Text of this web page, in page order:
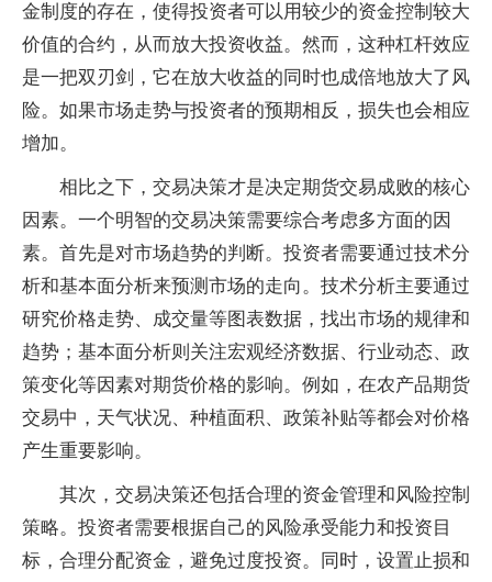
金制度的存在，使得投资者可以用较少的资金控制较大
价值的合约，从而放大投资收益。然而，这种杠杆效应
是一把双刃剑，它在放大收益的同时也成倍地放大了风
险。如果市场走势与投资者的预期相反，损失也会相应
增加。
相比之下，交易决策才是决定期货交易成败的核心
因素。一个明智的交易决策需要综合考虑多方面的因
素。首先是对市场趋势的判断。投资者需要通过技术分
析和基本面分析来预测市场的走向。技术分析主要通过
研究价格走势、成交量等图表数据，找出市场的规律和
趋势；基本面分析则关注宏观经济数据、行业动态、政
策变化等因素对期货价格的影响。例如，在农产品期货
交易中，天气状况、种植面积、政策补贴等都会对价格
产生重要影响。
其次，交易决策还包括合理的资金管理和风险控制
策略。投资者需要根据自己的风险承受能力和投资目
标，合理分配资金，避免过度投资。同时，设置止损和